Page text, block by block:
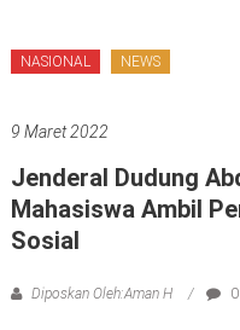
NASIONAL NEWS
9 Maret 2022
Jenderal Dudung
Mahasiswa Ambil
Sosial
Diposkan Oleh:Aman H